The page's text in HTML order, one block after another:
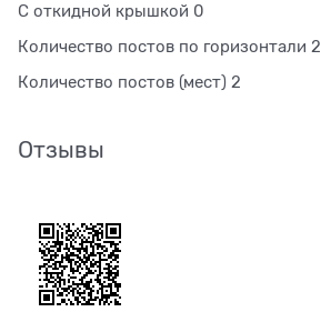
С откидной крышкой 0
Количество постов по горизонтали 2
Количество постов (мест) 2
Отзывы